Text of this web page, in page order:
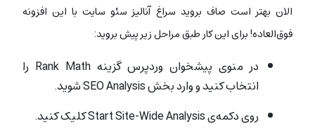
الان بهتر است صاف بروید سراغ آنالیز سئو سایت با این افزونه
فوق‌العاده! برای این کار طبق مراحل زیر پیش بروید:
در منوی پیشخوان وردپرس گزینه Rank Math را
انتخاب کنید و وارد بخش SEO Analysis شوید.
روی دکمه‌ی Start Site-Wide Analysis کلیک کنید.